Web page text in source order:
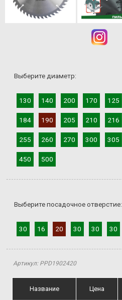
Выберите диаметр:
130 140 200 170 125
184 190 205 210 216
255 260 270 300 305
450 500
Выберите посадочное отверстие:
30 16 20 30 30 30
Артикул: PPD1902420
Название Цена